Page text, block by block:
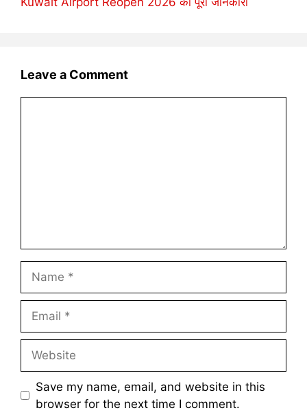
Leave a Comment
Save my name, email, and website in this
browser for the next time I comment.